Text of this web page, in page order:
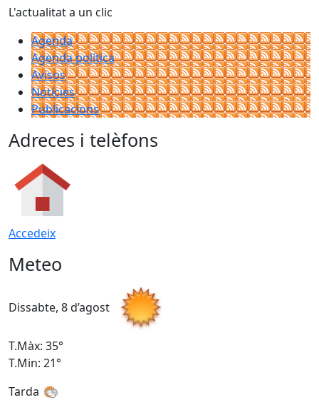
L'actualitat a un clic
Agenda
Agenda política
Avisos
Notícies
Publicacions
Adreces i telèfons
Accedeix
Meteo
Dissabte, 8 d’agost
T.Màx: 35°
T.Min: 21°
Tarda